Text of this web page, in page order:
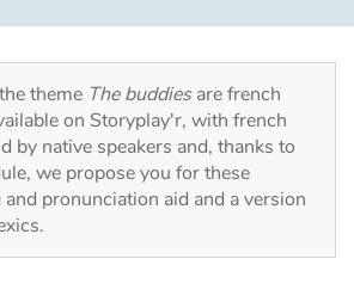
french
and poetry
theme The buddiesare french
on Storyplay'r, with french
by native speakers and, thanks to
we propose you for these
pronunciation aid and a version